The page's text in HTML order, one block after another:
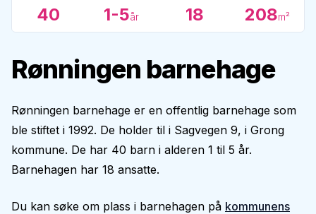
40 1-5år 18 208m²
Rønningen barnehage
Rønningen barnehage er en offentlig barnehage som
ble stiftet i 1992. De holder til i Sagvegen 9, i Grong
kommune. De har 40 barn i alderen 1 til 5 år.
Barnehagen har 18 ansatte.
Du kan søke om plass i barnehagen på kommunens